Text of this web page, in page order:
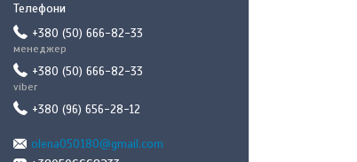
+380 (50) 666-82-33
менеджер
+380 (50) 666-82-33
viber
+380 (96) 656-28-12
olena050180@gmail.com